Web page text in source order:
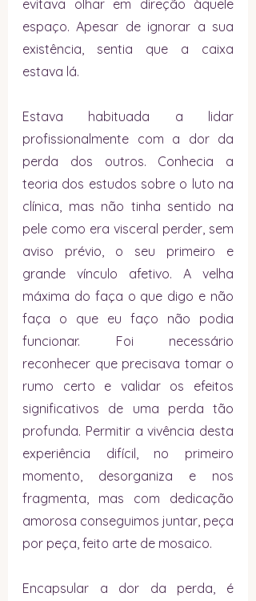
evitava olhar em direção àquele
espaço. Apesar de ignorar a sua
existência, sentia que a caixa
estava lá.
Estava habituada a lidar
profissionalmente com a dor da
perda dos outros. Conhecia a
teoria dos estudos sobre o luto na
clínica, mas não tinha sentido na
pele como era visceral perder, sem
aviso prévio, o seu primeiro e
grande vínculo afetivo. A velha
máxima do faça o que digo e não
faça o que eu faço não podia
funcionar. Foi necessário
reconhecer que precisava tomar o
rumo certo e validar os efeitos
significativos de uma perda tão
profunda. Permitir a vivência desta
experiência difícil, no primeiro
momento, desorganiza e nos
fragmenta, mas com dedicação
amorosa conseguimos juntar, peça
por peça, feito arte de mosaico.
Encapsular a dor da perda, é